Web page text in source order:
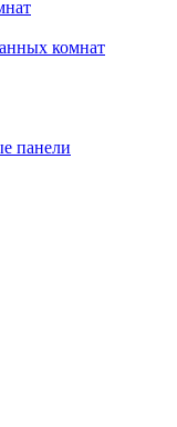
комнат
панели